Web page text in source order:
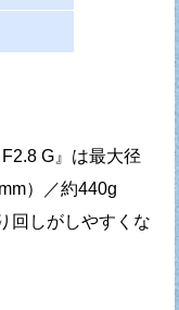
G』は最大径
）／約440g
回しがしやすくな